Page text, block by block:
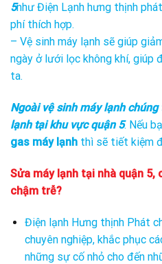
5như Điện Lạnh hưng thịnh
phí thích hợp.
– Vệ sinh máy lạnh sẽ giúp
ngày ở lưới lọc không khí, giúp
ta.
Ngoài vệ sinh máy lạnh
lạnh tại khu vực quận 5. Nếu
gas máy lạnh thì sẽ tiết kiệm
Sửa máy lạnh tại nhà quận 5,
chậm trễ?
Điện lạnh Hưng thịnh Phát
chuyên nghiệp, khắc phục
những sự cố nhỏ cho đến